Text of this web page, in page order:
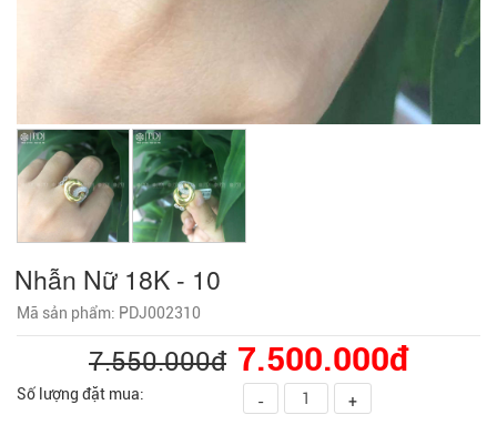
Nhẫn Nữ 18K - 10
Mã sản phẩm: PDJ002310
7.550.000đ 7.500.000đ
Số lượng đặt mua: - +